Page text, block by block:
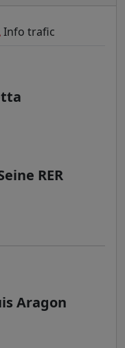
Info trafic
RER
Aragon